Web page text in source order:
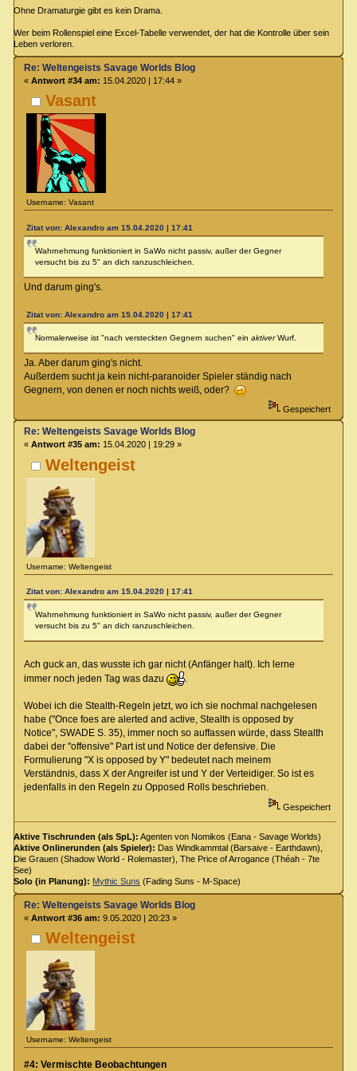
Ohne Dramaturgie gibt es kein Drama.
Wer beim Rollenspiel eine Excel-Tabelle verwendet, der hat die Kontrolle über sein
Leben verloren.
Vasant
Username: Vasant
Re: Weltengeists Savage Worlds Blog
« Antwort #34 am: 15.04.2020 | 17:44 »
Zitat von: Alexandro am 15.04.2020 | 17:41
Wahrnehmung funktioniert in SaWo nicht passiv, außer der Gegner
versucht bis zu 5" an dich ranzuschleichen.
Und darum ging's.
Zitat von: Alexandro am 15.04.2020 | 17:41
Normalerweise ist "nach versteckten Gegnern suchen" ein aktiverWurf.
Ja. Aber darum ging's nicht.
Außerdem sucht ja kein nicht-paranoider Spieler ständig nach
Gegnern, von denen er noch nichts weiß, oder?
Gespeichert
Weltengeist
Username: Weltengeist
Re: Weltengeists Savage Worlds Blog
« Antwort #35 am: 15.04.2020 | 19:29 »
Zitat von: Alexandro am 15.04.2020 | 17:41
Wahrnehmung funktioniert in SaWo nicht passiv, außer der Gegner
versucht bis zu 5" an dich ranzuschleichen.
Ach guck an, das wusste ich gar nicht (Anfänger halt). Ich lerne
immer noch jeden Tag was dazu
.
Wobei ich die Stealth-Regeln jetzt, wo ich sie nochmal nachgelesen
habe ("Once foes are alerted and active, Stealth is opposed by
Notice", SWADE S. 35), immer noch so auffassen würde, dass Stealth
dabei der "offensive" Part ist und Notice der defensive. Die
Formulierung "X is opposed by Y" bedeutet nach meinem
Verständnis, dass X der Angreifer ist und Y der Verteidiger. So ist es
jedenfalls in den Regeln zu Opposed Rolls beschrieben.
Gespeichert
Aktive Tischrunden (als SpL): Agenten von Nomikos (Eana - Savage Worlds)
Aktive Onlinerunden (als Spieler): Das Windkammtal (Barsaive - Earthdawn),
Die Grauen (Shadow World - Rolemaster), The Price of Arrogance (Théah - 7te
See)
Solo (in Planung): Mythic Suns (Fading Suns - M-Space)
Weltengeist
Username: Weltengeist
Re: Weltengeists Savage Worlds Blog
« Antwort #36 am: 9.05.2020 | 20:23 »
#4: Vermischte Beobachtungen